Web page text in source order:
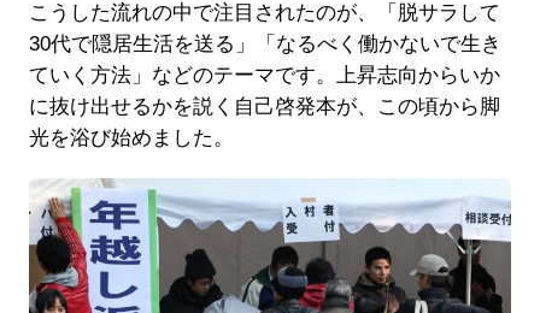
こうした流れの中で注目されたのが、「脱サラして
30代で隠居生活を送る」「なるべく働かないで生き
ていく方法」などのテーマです。上昇志向からいか
に抜け出せるかを説く自己啓発本が、この頃から脚
光を浴び始めました。